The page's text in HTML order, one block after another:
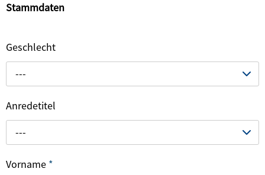
Stammdaten
Geschlecht
---
Anredetitel
---
Vorname *